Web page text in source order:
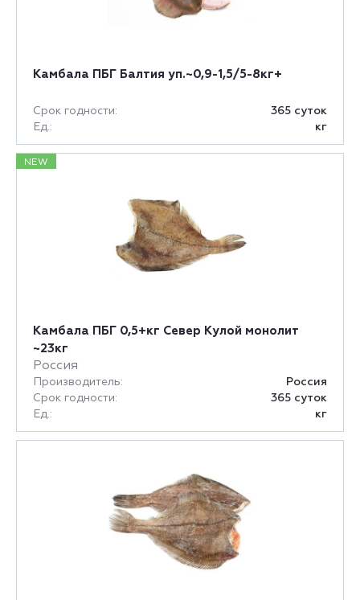
Камбала ПБГ Балтия уп.~0,9-1,5/5-8кг+
Срок годности:
365 суток
Ед.:
кг
NEW
Камбала ПБГ 0,5+кг Север Кулой монолит
~23кг
Россия
Производитель:
Россия
Срок годности:
365 суток
Ед.:
кг